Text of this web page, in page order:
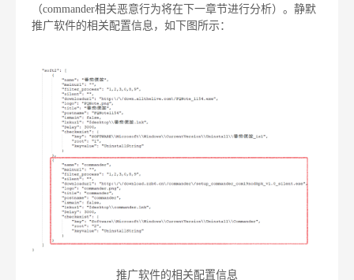
（commander相关恶意行为将在下一章节进行分析）。静默
推广软件的相关配置信息，如下图所示：
推广软件的相关配置信息